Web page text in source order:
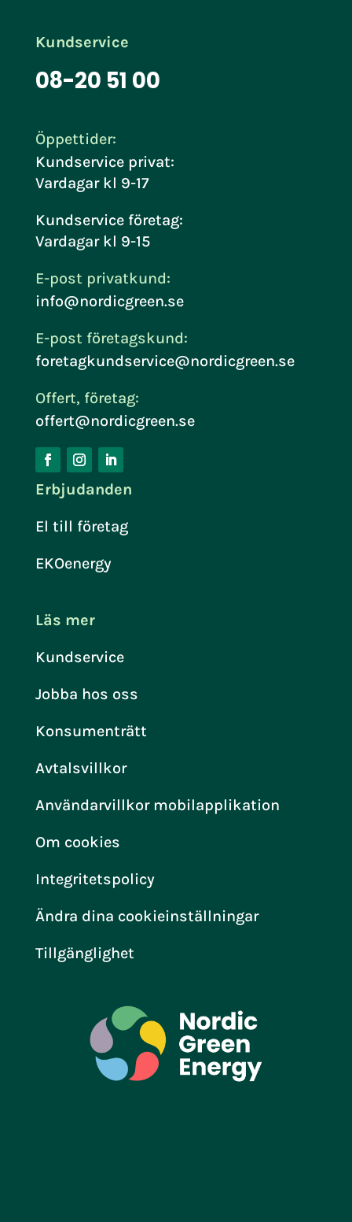
Kundservice
08-20 51 00
Öppettider:
Kundservice privat:
Vardagar kl 9-17
Kundservice företag:
Vardagar kl 9-15
E-post privatkund:
info@nordicgreen.se
E-post företagskund:
foretagkundservice@nordicgreen.se
Offert, företag:
offert@nordicgreen.se
Erbjudanden
El till företag
EKOenergy
Läs mer
Kundservice
Jobba hos oss
Konsumenträtt
Avtalsvillkor
Användarvillkor mobilapplikation
Om cookies
Integritetspolicy
Ändra dina cookieinställningar
Tillgänglighet